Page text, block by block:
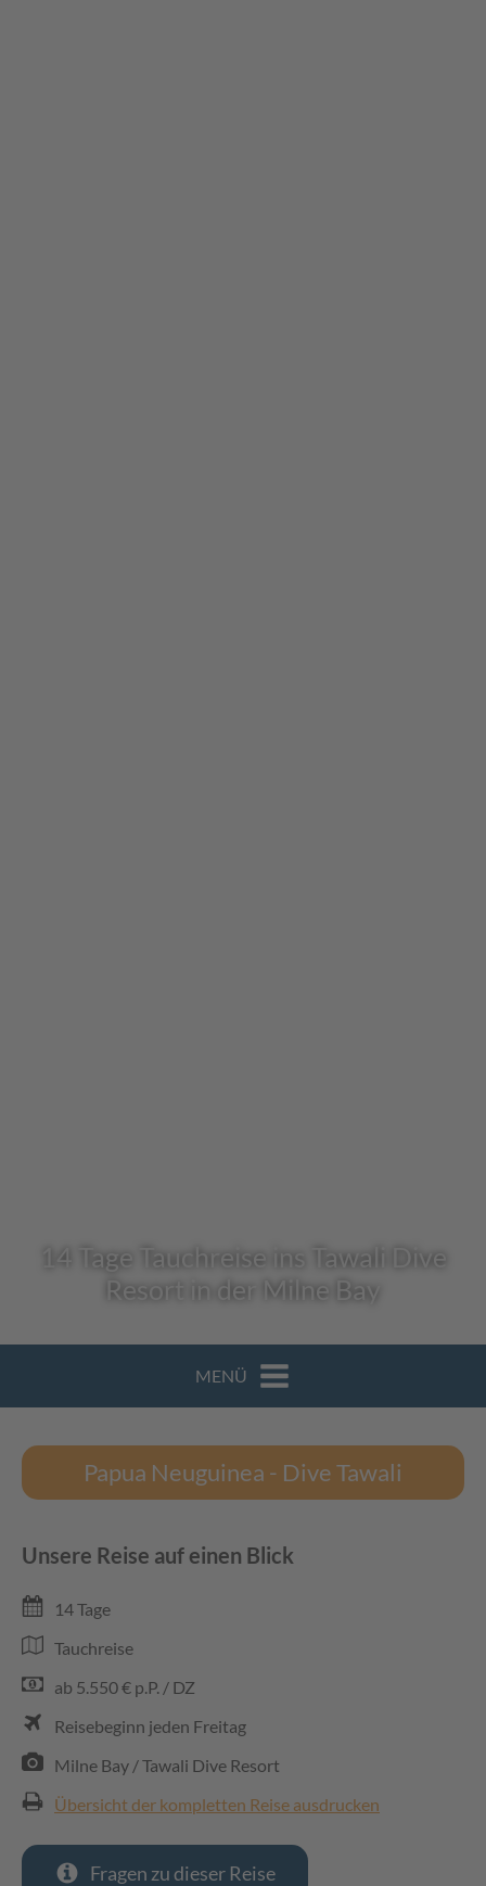
14 Tage Tauchreise ins Tawali Dive
Resort in der Milne Bay
MENÜ
Papua Neuguinea - Dive Tawali
Unsere Reise auf einen Blick
14 Tage
Tauchreise
ab 5.550 € p.P. / DZ
Reisebeginn jeden Freitag
Milne Bay / Tawali Dive Resort
Übersicht der kompletten Reise ausdrucken
Fragen zu dieser Reise